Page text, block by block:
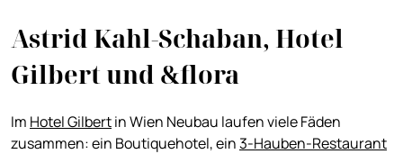
Astrid Kahl-Schaban, Hotel
Gilbert und &flora
Im Hotel Gilbertin Wien Neubau laufen viele Fäden
zusammen: ein Boutiquehotel, ein3-Hauben-Restaurant